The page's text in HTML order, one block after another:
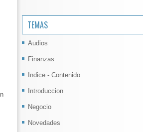
TEMAS
Audios
Finanzas
Indice - Contenido
Introduccion
Negocio
Novedades